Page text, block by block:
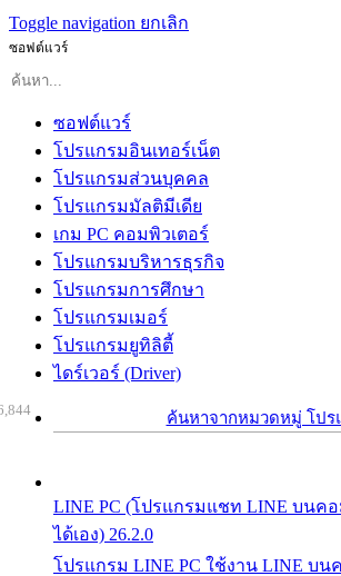
Toggle navigation ยกเลิก
ซอฟต์แวร์
ซอฟต์แวร์
โปรแกรมอินเทอร์เน็ต
โปรแกรมส่วนบุคคล
โปรแกรมมัลติมีเดีย
เกม PC คอมพิวเตอร์
โปรแกรมบริหารธุรกิจ
โปรแกรมการศึกษา
โปรแกรมเมอร์
โปรแกรมยูทิลิตี้
ไดร์เวอร์ (Driver)
ค้นหาจากหมวดหมู่ โปร
LINE PC (โปรแกรมแชท LINE บนค
ได้เอง) 26.2.0
โปรแกรม LINE PC ใช้งาน LINE บ